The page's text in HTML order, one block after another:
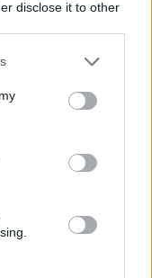
disclose it to other
že jeden ze
hnízda orlů
hnízd?
do zoo Zlín-
kam dorazily 12.
zahrady ve
minulý rok nový